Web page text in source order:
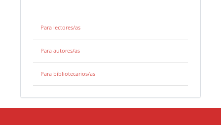
Para lectores/as
Para autores/as
Para bibliotecarios/as